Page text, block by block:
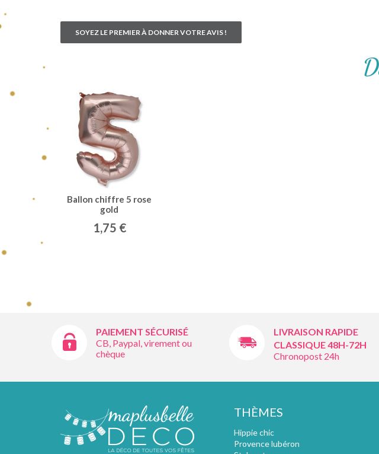
SOYEZ LE PREMIER À DONNER VOTRE AVIS !
Ballon chiffre 5 rose
gold
1,75 €
PAIEMENT SÉCURISÉ
CB, Paypal, virement ou
chèque
LIVRAISON RAPIDE
CLASSIQUE 48H-72H
Chronopost 24h
THÈMES
Hippie chic
Provence lubéron